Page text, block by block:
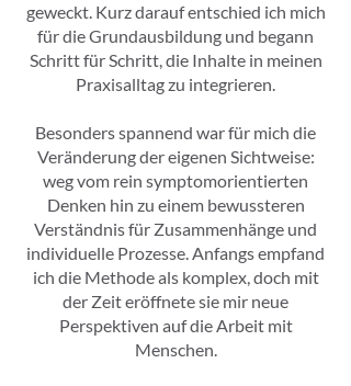
geweckt. Kurz darauf entschied ich mich
für die Grundausbildung und begann
Schritt für Schritt, die Inhalte in meinen
Praxisalltag zu integrieren.
Besonders spannend war für mich die
Veränderung der eigenen Sichtweise:
weg vom rein symptomorientierten
Denken hin zu einem bewussteren
Verständnis für Zusammenhänge und
individuelle Prozesse. Anfangs empfand
ich die Methode als komplex, doch mit
der Zeit eröffnete sie mir neue
Perspektiven auf die Arbeit mit
Menschen.